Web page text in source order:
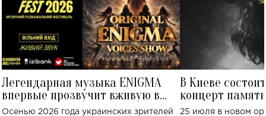
Легендарная музыка ENIGMA
впервые прозвучит вживую в
Украине: где состоится концерт
Осенью 2026 года украинских зрителей
В Киеве
концерт
Клименко:
25 июля в новом